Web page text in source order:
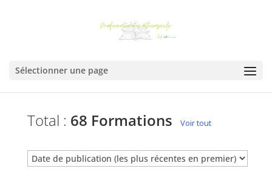
Sélectionner une page
Total : 68 Formations Voir tout